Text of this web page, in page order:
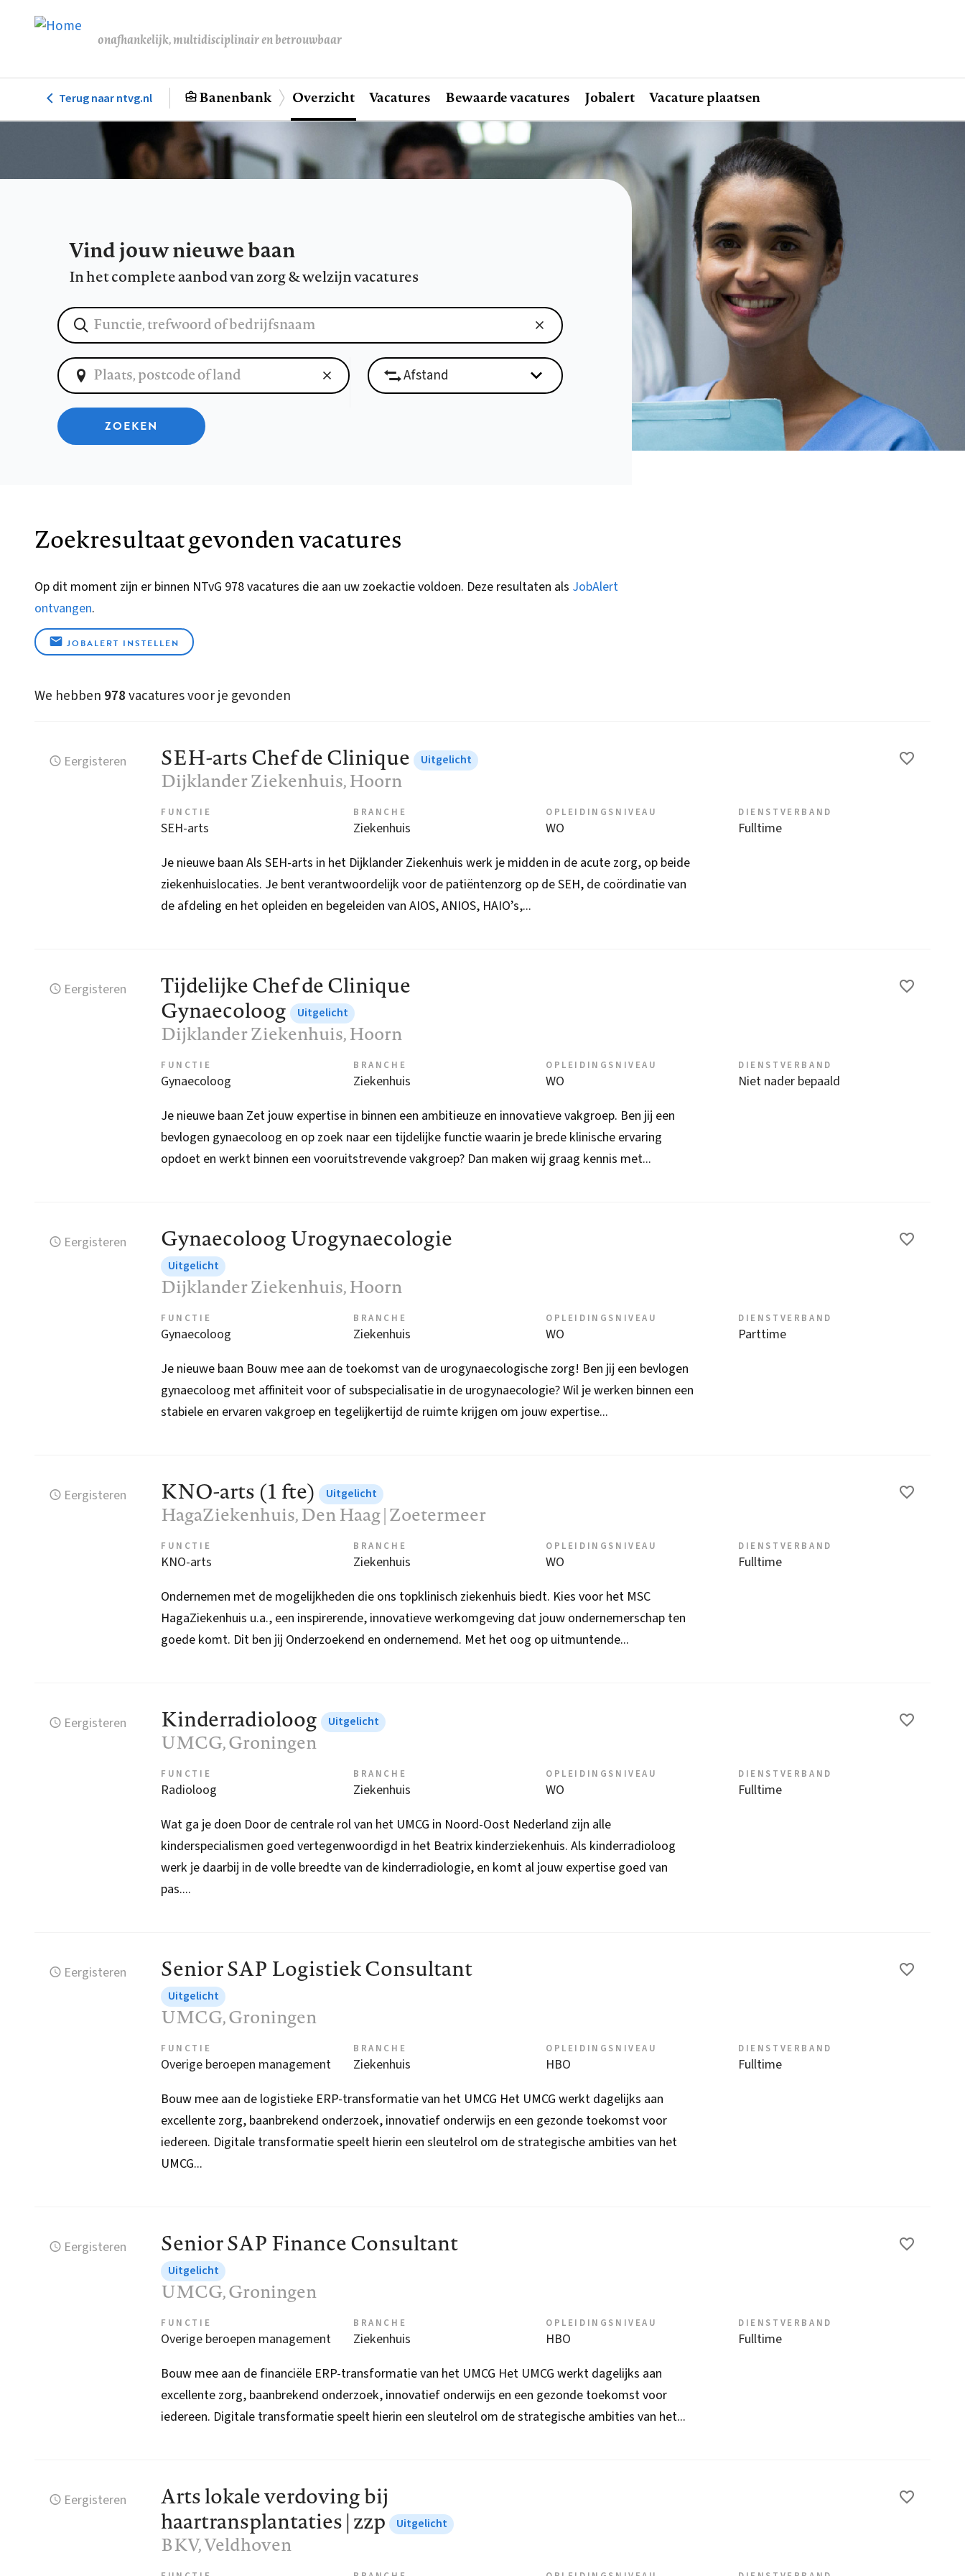
de
onafhankelijk, multidisciplinair en betrouwbaar
Hoofdnavigatie
Terug naar ntvg.nl Banenbank Overzicht Vacatures Bewaarde vacatures Jobalert Vacature plaatsen
Vind jouw nieuwe baan
In het complete aanbod van zorg & welzijn vacatures
ZOEKEN
Zoekresultaat gevonden vacatures
Op dit moment zijn er binnen NTvG 978 vacatures die aan uw zoekactie voldoen. Deze resultaten als JobAlert
ontvangen.
JOBALERT INSTELLEN
We hebben 978vacatures voor je gevonden
Eergisteren SEH-arts Chef de Clinique Uitgelicht
Dijklander Ziekenhuis, Hoorn
FUNCTIE
SEH-arts
BRANCHE
Ziekenhuis
OPLEIDINGSNIVEAU
WO
DIENSTVERBAND
Fulltime
Je nieuwe baan Als SEH-arts in het Dijklander Ziekenhuis werk je midden in de acute zorg, op beide
ziekenhuislocaties. Je bent verantwoordelijk voor de patiëntenzorg op de SEH, de coördinatie van
de afdeling en het opleiden en begeleiden van AIOS, ANIOS, HAIO’s,...
Eergisteren
Tijdelijke Chef de Clinique
Gynaecoloog
Uitgelicht
Dijklander Ziekenhuis, Hoorn
FUNCTIE
Gynaecoloog
BRANCHE
Ziekenhuis
OPLEIDINGSNIVEAU
WO
DIENSTVERBAND
Niet nader bepaald
Je nieuwe baan Zet jouw expertise in binnen een ambitieuze en innovatieve vakgroep. Ben jij een
bevlogen gynaecoloog en op zoek naar een tijdelijke functie waarin je brede klinische ervaring
opdoet en werkt binnen een vooruitstrevende vakgroep? Dan maken wij graag kennis met...
Eergisteren Gynaecoloog Urogynaecologie
Uitgelicht
Dijklander Ziekenhuis, Hoorn
FUNCTIE
Gynaecoloog
BRANCHE
Ziekenhuis
OPLEIDINGSNIVEAU
WO
DIENSTVERBAND
Parttime
Je nieuwe baan Bouw mee aan de toekomst van de urogynaecologische zorg! Ben jij een bevlogen
gynaecoloog met affiniteit voor of subspecialisatie in de urogynaecologie? Wil je werken binnen een
stabiele en ervaren vakgroep en tegelijkertijd de ruimte krijgen om jouw expertise...
Eergisteren KNO-arts (1 fte) Uitgelicht
HagaZiekenhuis, Den Haag | Zoetermeer
FUNCTIE
KNO-arts
BRANCHE
Ziekenhuis
OPLEIDINGSNIVEAU
WO
DIENSTVERBAND
Fulltime
Ondernemen met de mogelijkheden die ons topklinisch ziekenhuis biedt. Kies voor het MSC
HagaZiekenhuis u.a., een inspirerende, innovatieve werkomgeving dat jouw ondernemerschap ten
goede komt. Dit ben jij Onderzoekend en ondernemend. Met het oog op uitmuntende...
Eergisteren Kinderradioloog Uitgelicht
UMCG, Groningen
FUNCTIE
Radioloog
BRANCHE
Ziekenhuis
OPLEIDINGSNIVEAU
WO
DIENSTVERBAND
Fulltime
Wat ga je doen Door de centrale rol van het UMCG in Noord-Oost Nederland zijn alle
kinderspecialismen goed vertegenwoordigd in het Beatrix kinderziekenhuis. Als kinderradioloog
werk je daarbij in de volle breedte van de kinderradiologie, en komt al jouw expertise goed van
pas....
Eergisteren Senior SAP Logistiek Consultant
Uitgelicht
UMCG, Groningen
FUNCTIE
Overige beroepen management
BRANCHE
Ziekenhuis
OPLEIDINGSNIVEAU
HBO
DIENSTVERBAND
Fulltime
Bouw mee aan de logistieke ERP-transformatie van het UMCG Het UMCG werkt dagelijks aan
excellente zorg, baanbrekend onderzoek, innovatief onderwijs en een gezonde toekomst voor
iedereen. Digitale transformatie speelt hierin een sleutelrol om de strategische ambities van het
UMCG...
Eergisteren Senior SAP Finance Consultant
Uitgelicht
UMCG, Groningen
FUNCTIE
Overige beroepen management
BRANCHE
Ziekenhuis
OPLEIDINGSNIVEAU
HBO
DIENSTVERBAND
Fulltime
Bouw mee aan de financiële ERP-transformatie van het UMCG Het UMCG werkt dagelijks aan
excellente zorg, baanbrekend onderzoek, innovatief onderwijs en een gezonde toekomst voor
iedereen. Digitale transformatie speelt hierin een sleutelrol om de strategische ambities van het...
Eergisteren
Arts lokale verdoving bij
haartransplantaties | zzp
Uitgelicht
BKV, Veldhoven